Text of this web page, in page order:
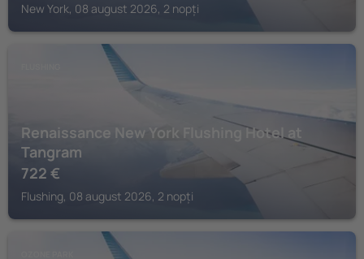
New York, 08 august 2026, 2 nopți
Renaissance New York Flushing Hotel at
Tangram
722 €
Flushing, 08 august 2026, 2 nopți